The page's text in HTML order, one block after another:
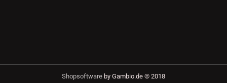
Shopsoftware by Gambio.de © 2018